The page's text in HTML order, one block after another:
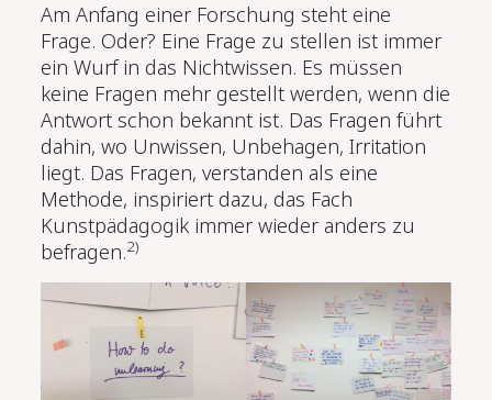
Am Anfang einer Forschung steht eine
Frage. Oder? Eine Frage zu stellen ist immer
ein Wurf in das Nichtwissen. Es müssen
keine Fragen mehr gestellt werden, wenn die
Antwort schon bekannt ist. Das Fragen führt
dahin, wo Unwissen, Unbehagen, Irritation
liegt. Das Fragen, verstanden als eine
Methode, inspiriert dazu, das Fach
Kunstpädagogik immer wieder anders zu
befragen.2)